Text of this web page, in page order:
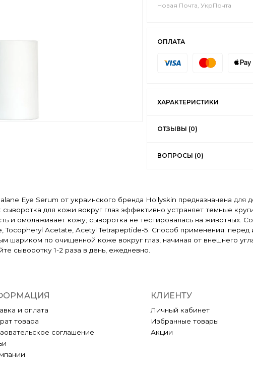
Новая Почта, УкрПочта
ОПЛАТА
ХАРАКТЕРИСТИКИ
ОТЗЫВЫ (0)
ВОПРОСЫ (0)
Eye Serum от украинского бренда Hollyskin предназначена для
для кожи вокруг глаз эффективно устраняет темные
и омолаживает кожу; сыворотка не тестировалась на животных.
Tocopheryl Acetate, Acetyl Tetrapeptide-5. Способ применения:
по очищенной коже вокруг глаз, начиная от внешнего
сыворотку 1-2 раза в день, ежедневно.
и оплата
товара
соглашение
КЛИЕНТУ
Личный кабинет
Избранные товары
Акции